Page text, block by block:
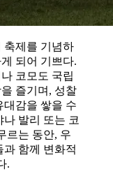
축제를 기념하
되어 기쁘다.
코모도 국립
즐기며, 성찰
대감을 쌓을 수
발리 또는 코
르는 동안, 우
함께 변화적
.